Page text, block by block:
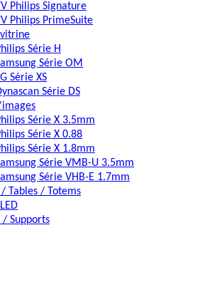
Philips Signature
Philips PrimeSuite
vitrine
Série H
Série OM
Série XS
Série DS
Série X 3.5mm
Série X 0.88
Série X 1.8mm
Série VMB-U 3.5mm
Série VHB-E 1.7mm
/ Tables / Totems
/ Supports